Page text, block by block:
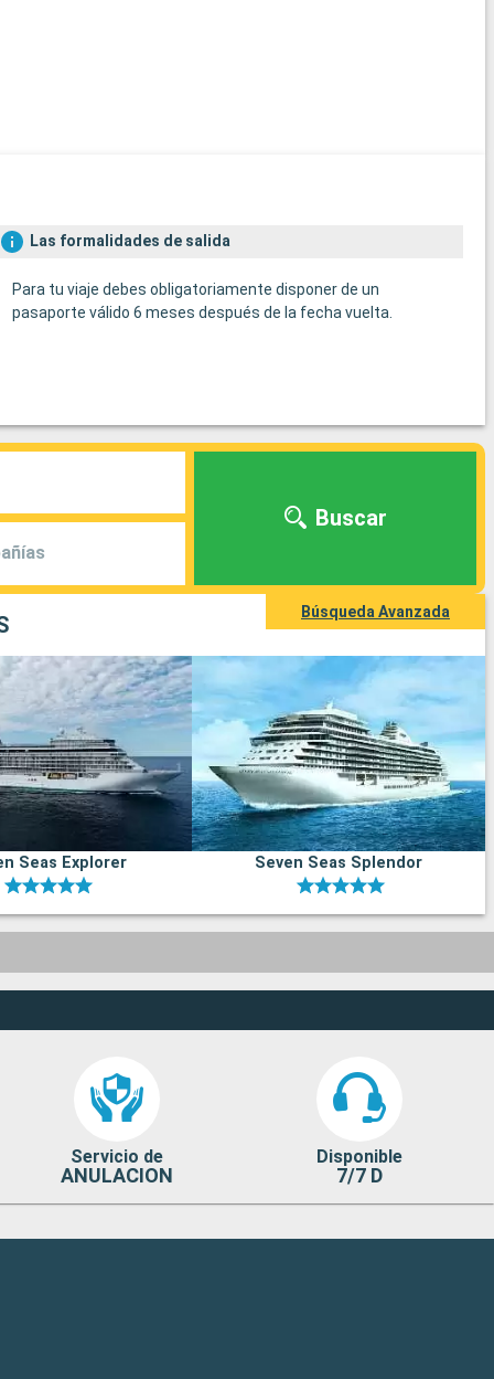
Las formalidades de salida
Para tu viaje debes obligatoriamente disponer de un
pasaporte válido 6 meses después de la fecha vuelta.
Buscar
Búsqueda Avanzada
Seas Explorer Seven Seas Splendor
Servicio de
ANULACION
Disponible
7/7 D